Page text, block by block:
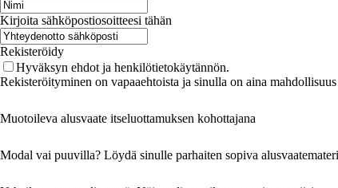
Kirjoita sähköpostiosoitteesi tähän
Rekisteröidy
Hyväksyn ehdot ja henkilötietokäytännön.
Rekisteröityminen on vapaaehtoista ja sinulla on aina
Muotoileva alusvaate itseluottamuksen kohottajana
Modal vai puuvilla? Löydä sinulle parhaiten sopiva